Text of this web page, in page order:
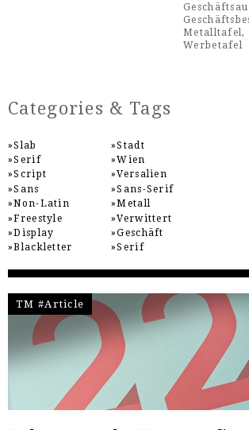
Metalltafel,
Werbetafel
Categories & Tags
Slab
Serif
Script
Sans
Non-Latin
Freestyle
Display
Blackletter
Stadt
Wien
Versalien
Sans-Serif
Metall
Verwittert
Geschäft
Serif
TM #Article